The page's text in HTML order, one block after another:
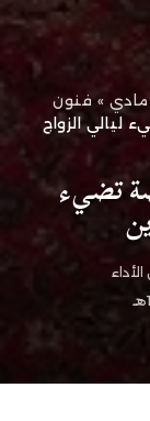
مادي »فنون
ليالي الزواج
تضيء